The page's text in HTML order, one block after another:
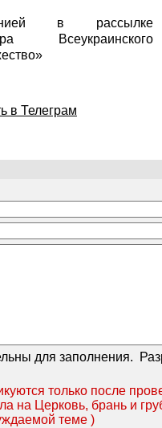
в рассылке
Всеукраинского
в Телеграм
для заполнения.
только после
на Церковь, брань и
теме )